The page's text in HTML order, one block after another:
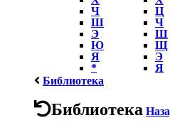
Ч
Ш
Э
Ю
Я
*
Ц
Ч
Ш
Щ
Э
Я
Библиотека
Библиотека